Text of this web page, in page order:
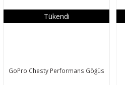
Tükendi
GoPro Chesty Performans Göğüs